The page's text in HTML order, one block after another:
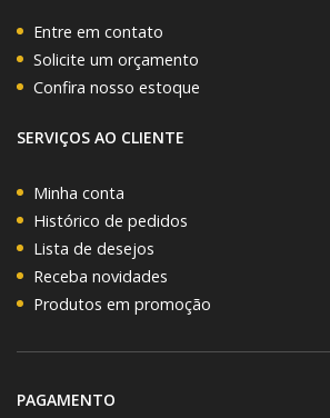
Entre em contato
Solicite um orçamento
Confira nosso estoque
SERVIÇOS AO CLIENTE
Minha conta
Histórico de pedidos
Lista de desejos
Receba novidades
Produtos em promoção
PAGAMENTO